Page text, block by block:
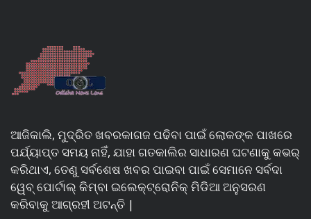
ଆଜିକାଲି, ମୁଦ୍ରିତ ଖବରକାଗଜ ପଢିବା ପାଇଁ ଲୋକଙ୍କ ପାଖରେ
ପର୍ଯ୍ୟାପ୍ତ ସମୟ ନାହିଁ, ଯାହା ଗତକାଲିର ସାଧାରଣ ଘଟଣାକୁ କଭର୍
କରିଥାଏ, ତେଣୁ ସର୍ବଶେଷ ଖବର ପାଇବା ପାଇଁ ସେମାନେ ସର୍ବଦା
ୱେବ୍ ପୋର୍ଟାଲ୍ କିମ୍ବା ଇଲେକ୍ଟ୍ରୋନିକ୍ ମିଡିଆ ଅନୁସରଣ
କରିବାକୁ ଆଗ୍ରହୀ ଅଟନ୍ତି |